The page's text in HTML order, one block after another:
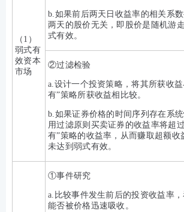
（1）
弱式有
效资本
市场
b.如果前后两天日收益率的相关系
两天的股价无关，即股价是随机游
式有效。
②过滤检验
a.设计一个投资策略，将其所获收
有”策略所获收益相比较。
b.如果证券价格的时间序列存在系
用过滤原则买卖证券的收益率将超
有”策略的收益率，从而赚取超额收
未达到弱式有效。
①事件研究
a.比较事件发生前后的投资收益率
能否被价格迅速吸收。